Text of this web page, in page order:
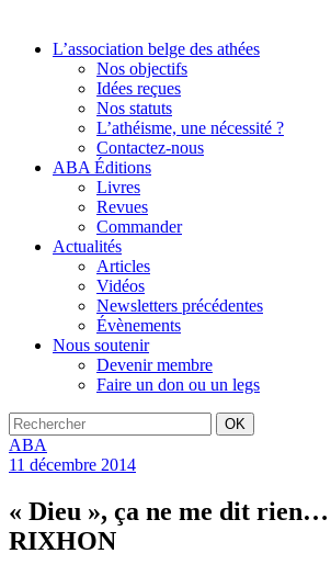
L’association belge des athées
Nos objectifs
Idées reçues
Nos statuts
L’athéisme, une nécessité ?
Contactez-nous
ABA Éditions
Livres
Revues
Commander
Actualités
Articles
Vidéos
Newsletters précédentes
Évènements
Nous soutenir
Devenir membre
Faire un don ou un legs
OK
ABA
11 décembre 2014
« Dieu », ça ne me dit
RIXHON